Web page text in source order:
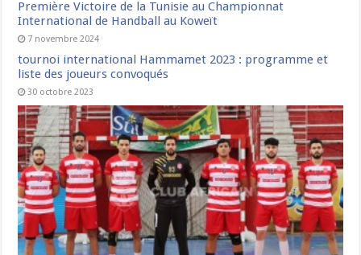
Première Victoire de la Tunisie au Championnat
International de Handball au Koweït
7 novembre 2024
tournoi international Hammamet 2023 : programme et
liste des joueurs convoqués
30 octobre 2023